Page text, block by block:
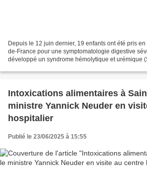
Depuis le 12 juin dernier, 19 enfants ont été pris
de-France pour une symptomatologie digestive
développé un syndrome hémolytique et urémique
Intoxications alimentaires à
ministre Yannick Neuder en
hospitalier
Publié le 23/06/2025 à 15:55